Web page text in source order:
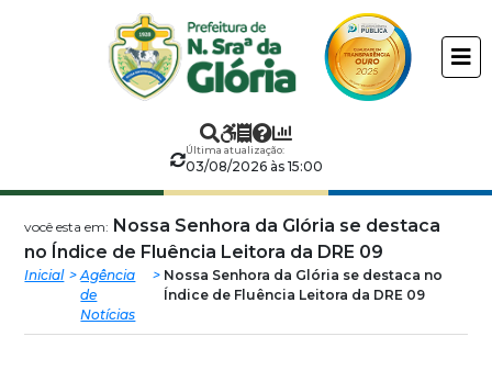
Prefeitura
Municipal
Nossa
Senhora
da
Glória
Última atualização:
03/08/2026 às 15:00
você esta em: Nossa Senhora da Glória se destaca
no Índice de Fluência Leitora da DRE 09
Inicial
Agência
de
Notícias
Nossa Senhora da Glória se destaca no
Índice de Fluência Leitora da DRE 09